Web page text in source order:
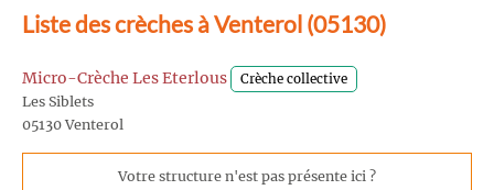
Liste des crèches à Venterol (05130)
Micro-Crèche Les Eterlous Crèche collective
Les Siblets
05130 Venterol
Votre structure n'est pas présente ici ?